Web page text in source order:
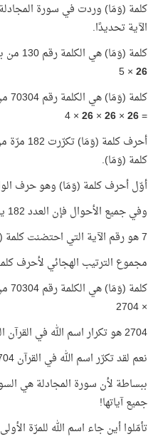
كلمة (وَمَا) وردت في سورة
الآية تحديدًا.
كلمة (وَمَا) هي الكلمة رقم 130 من بداية سورة المجادلة، وهذا العدد =
26
× 5
=
26
×
26
×
26
× 4
أحرف
كلمة (وَمَا).
أوّل أحرف كلمة (وَمَا) وهو حرف الواو
وفي جميع الأحوال فإن العدد 182 يساوي
7 هو رقم الآية التي احتضنت كلمة (وَمَا) الوحيدة في سورة المجادلة.
مجموع الترتيب الهجائي لأحرف كلمة (وَمَا) هو
كلمة (وَمَا) هي الكلمة رقم 70304 من بداية المصحف، وهذا العدد =
× 2704
2704 هو تكرار اسم الله في القرآن الكريم!
نعم لقد تكرّر اسم الله في القرآن 2704 مرّات وهذا العدد =
ببساطة لأن سورة المجادلة هي
جميع آياتها!
تأمّلوا أين جاء اسم الله للمرّة